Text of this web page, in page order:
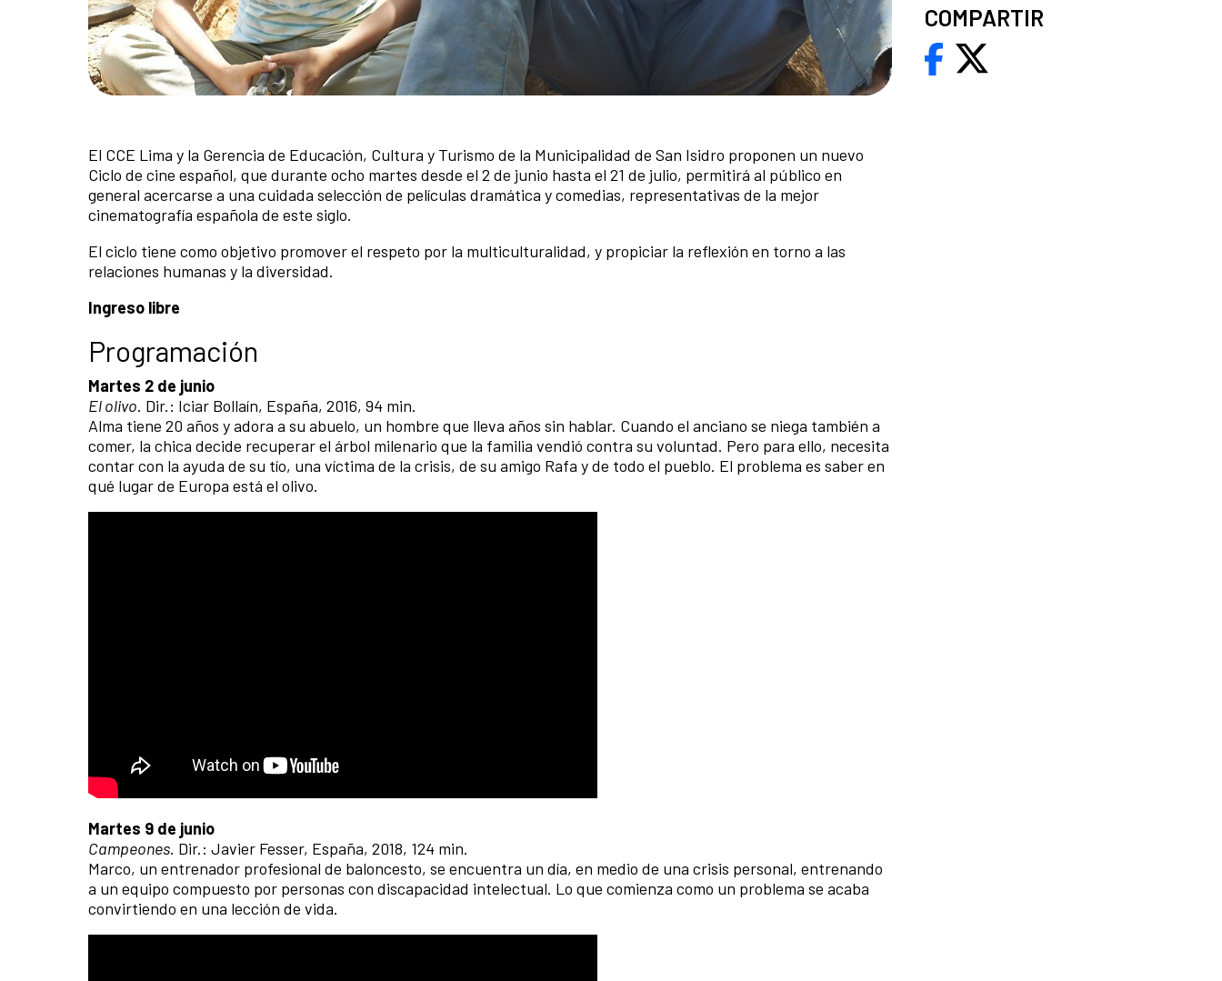
El CCE Lima y la Gerencia de Educación, Cultura y Turismo de la Municipalidad de San Isidro proponen un nuevo
Ciclo de cine español, que durante ocho martes desde el 2 de junio hasta el 21 de julio, permitirá al público en
general acercarse a una cuidada selección de películas dramática y comedias, representativas de la mejor
cinematografía española de este siglo.
El ciclo tiene como objetivo promover el respeto por la multiculturalidad, y propiciar la reflexión en torno a las
relaciones humanas y la diversidad.
Ingreso libre
Programación
Martes 2 de junio
El olivo. Dir.: Iciar Bollaín, España, 2016, 94 min.
Alma tiene 20 años y adora a su abuelo, un hombre que lleva años sin hablar. Cuando el anciano se niega también a
comer, la chica decide recuperar el árbol milenario que la familia vendió contra su voluntad. Pero para ello, necesita
contar con la ayuda de su tío, una víctima de la crisis, de su amigo Rafa y de todo el pueblo. El problema es saber en
qué lugar de Europa está el olivo.
Martes 9 de junio
Campeones. Dir.: Javier Fesser, España, 2018, 124 min.
Marco, un entrenador profesional de baloncesto, se encuentra un día, en medio de una crisis personal, entrenando
a un equipo compuesto por personas con discapacidad intelectual. Lo que comienza como un problema se acaba
convirtiendo en una lección de vida.
COMPARTIR